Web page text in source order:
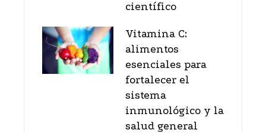
científico
Vitamina C:
alimentos
esenciales para
fortalecer el
sistema
inmunológico y la
salud general